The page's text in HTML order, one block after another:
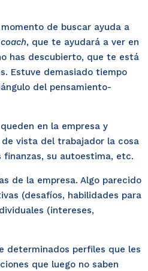
de buscar ayuda a
coach, que te ayudará a ver en
has descubierto, que te está
Estuve demasiado tiempo
del pensamiento-
en la empresa y
vista del trabajador la cosa
finanzas, su autoestima, etc.
de la empresa. Algo parecido
(desafíos, habilidades para
(intereses,
determinados perfiles que les
que luego no saben